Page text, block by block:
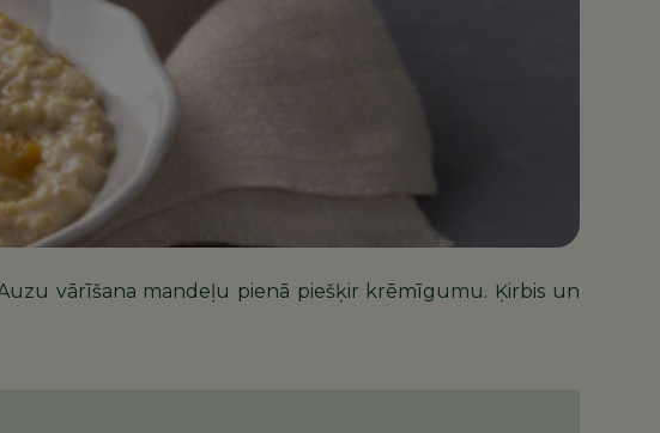
vārīšana mandeļu pienā piešķir krēmīgumu. Ķirbis un